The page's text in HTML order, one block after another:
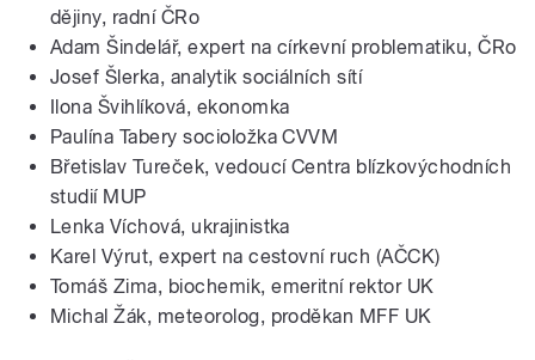
dějiny, radní ČRo
Adam Šindelář, expert na církevní problematiku, ČRo
Josef Šlerka, analytik sociálních sítí
Ilona Švihlíková, ekonomka
Paulína Tabery socioložka CVVM
Břetislav Tureček, vedoucí Centra blízkovýchodních
studií MUP
Lenka Víchová, ukrajinistka
Karel Výrut, expert na cestovní ruch (AČCK)
Tomáš Zima, biochemik, emeritní rektor UK
Michal Žák, meteorolog, proděkan MFF UK